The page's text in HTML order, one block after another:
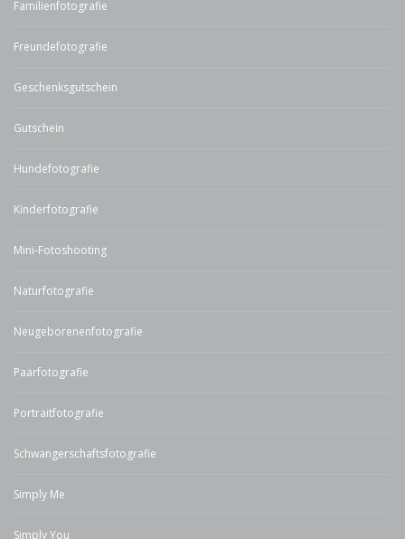
Familienfotografie
Freundefotografie
Geschenksgutschein
Gutschein
Hundefotografie
Kinderfotografie
Mini-Fotoshooting
Naturfotografie
Neugeborenenfotografie
Paarfotografie
Portraitfotografie
Schwangerschaftsfotografie
Simply Me
Simply You